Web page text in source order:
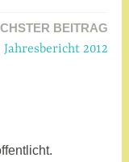
BEITRAG
Jahresbericht 2012